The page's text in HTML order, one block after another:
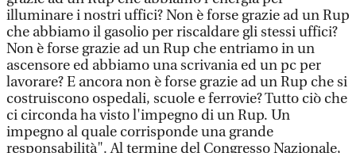
illuminare i nostri uffici? Non è forse grazie ad un Rup
che abbiamo il gasolio per riscaldare gli stessi uffici?
Non è forse grazie ad un Rup che entriamo in un
ascensore ed abbiamo una scrivania ed un pc per
lavorare? E ancora non è forse grazie ad un Rup che si
costruiscono ospedali, scuole e ferrovie? Tutto ciò che
ci circonda ha visto l'impegno di un Rup. Un
impegno al quale corrisponde una grande
responsabilità". Al termine del Congresso Nazionale,